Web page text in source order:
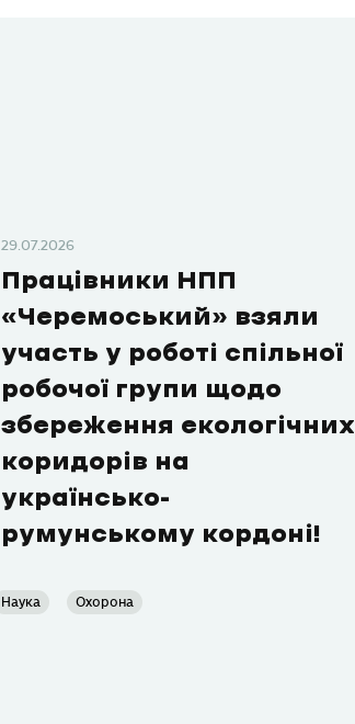
29.07.2026
Працівники НПП
«Черемоський» взяли
участь у роботі спільної
робочої групи щодо
збереження екологічних
коридорів на
українсько-
румунському кордоні!
Наука Охорона